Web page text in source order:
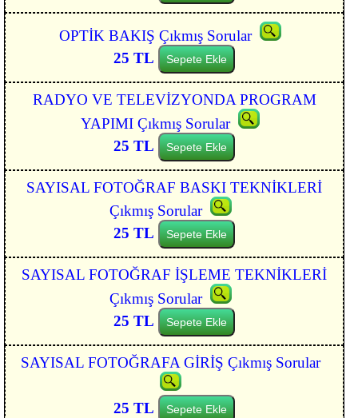
OPTİK BAKIŞ Çıkmış Sorular
25 TL
Sepete Ekle
RADYO VE TELEVİZYONDA PROGRAM
YAPIMI Çıkmış Sorular
25 TL
Sepete Ekle
SAYISAL FOTOĞRAF BASKI TEKNİKLERİ
Çıkmış Sorular
25 TL
Sepete Ekle
SAYISAL FOTOĞRAF İŞLEME TEKNİKLERİ
Çıkmış Sorular
25 TL
Sepete Ekle
SAYISAL FOTOĞRAFA GİRİŞ Çıkmış Sorular
25 TL Sepete Ekle